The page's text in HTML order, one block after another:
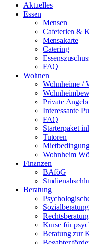
Aktuelles
Essen
Mensen
Cafeterien &
Mensakarte
Catering
FAQ
Wohnen
Wohnheime /
Private
Interessante
FAQ
Starterpaket
Tutoren
Wohnheim
Finanzen
BAföG
Beratung
Sozialberatung
Kurse für
Beratung zur